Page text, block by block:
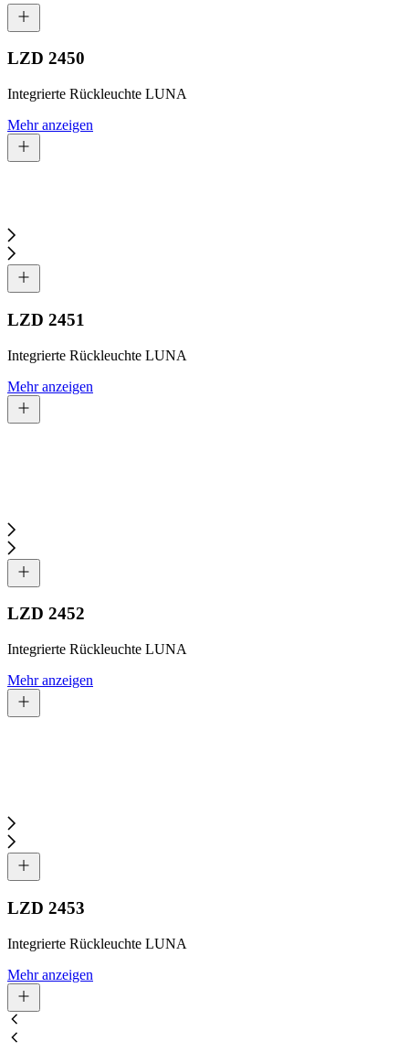
LZD 2450
Integrierte Rückleuchte LUNA
Mehr anzeigen
LZD 2451
Integrierte Rückleuchte LUNA
Mehr anzeigen
LZD 2452
Integrierte Rückleuchte LUNA
Mehr anzeigen
LZD 2453
Integrierte Rückleuchte LUNA
Mehr anzeigen